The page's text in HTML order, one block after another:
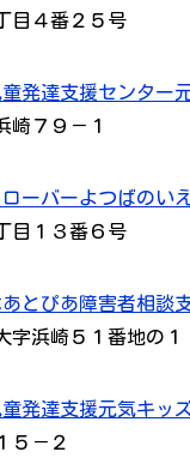
目４番２５号
童発達支援センター
崎７９－１
ローバーよつばの
目１３番６号
あとぴあ障害者相談
字浜崎５１番地の１
童発達支援元気キッ
５－２